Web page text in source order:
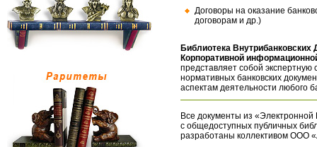
Договоры на оказание
договорам и др.)
Библиотека
Корпоративной
представляет собой экспертную
нормативных банковских
аспектам деятельности любого
Все документы из «Электронной
с общедоступных публичных
разработаны коллективом ООО